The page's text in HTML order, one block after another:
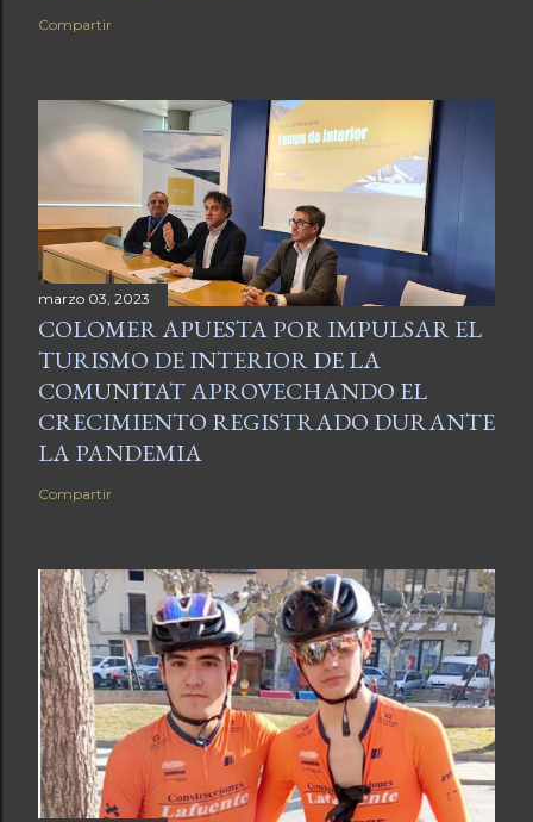
Compartir
marzo 03, 2023
COLOMER APUESTA POR IMPULSAR EL
TURISMO DE INTERIOR DE LA
COMUNITAT APROVECHANDO EL
CRECIMIENTO REGISTRADO DURANTE
LA PANDEMIA
Compartir